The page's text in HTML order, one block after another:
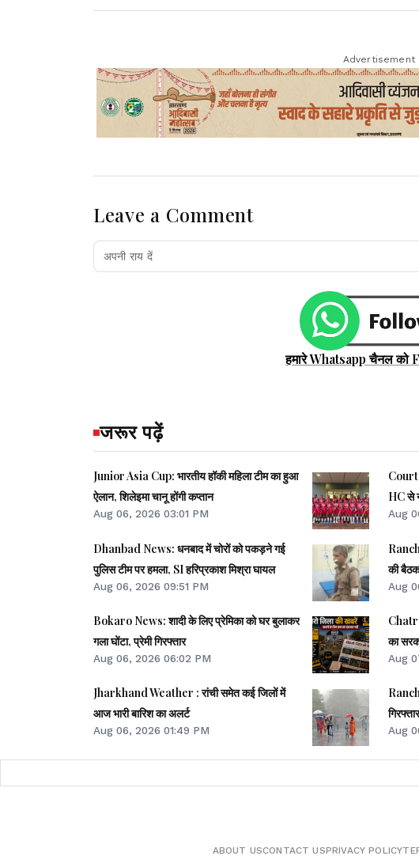
Advertisement
Leave a Comment
हमारे Whatsapp चैनल
जरूर पढ़ें
Junior Asia Cup: भारतीय हॉकी महिला टीम का हुआ
ऐलान, शिलेइमा चानू होंगी कप्तान
Aug 06, 2026 03:01 PM
Dhanbad News: धनबाद में चोरों को पकड़ने गई
पुलिस टीम पर हमला, SI हरिप्रकाश मिश्रा घायल
Aug 06, 2026 09:51 PM
Bokaro News: शादी के लिए प्रेमिका को घर बुलाकर
गला घोंटा, प्रेमी गिरफ्तार
Aug 06, 2026 06:02 PM
Jharkhand Weather : रांची समेत कई जिलों में
आज भारी बारिश का अलर्ट
Aug 06, 2026 01:49 PM
Court
HC से
Aug
की
Aug
का
Aug
Aug
ABOUT USCONTACT USPRIVACY POLICY